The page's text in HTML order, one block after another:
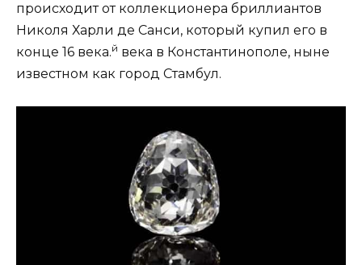
происходит от коллекционера бриллиантов
Николя Харли де Санси, который купил его в
конце 16 века.й века в Константинополе, ныне
известном как город Стамбул.